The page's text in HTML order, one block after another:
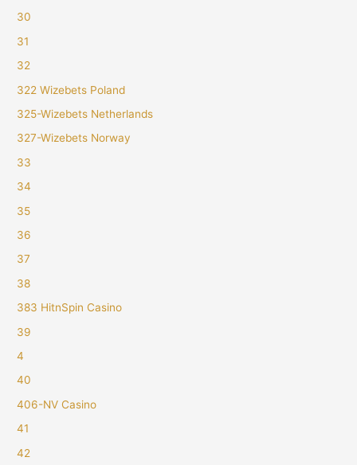
30
31
32
322 Wizebets Poland
325-Wizebets Netherlands
327-Wizebets Norway
33
34
35
36
37
38
383 HitnSpin Casino
39
4
40
406-NV Casino
41
42